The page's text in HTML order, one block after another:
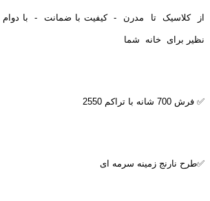
از کلاسیک تا مدرن - کیفیت با ضمانت - با
نظیر برای خانه شما
✅ فرش 700 شانه با تراکم 2550
✅طرح نارنج زمینه سرمه ای